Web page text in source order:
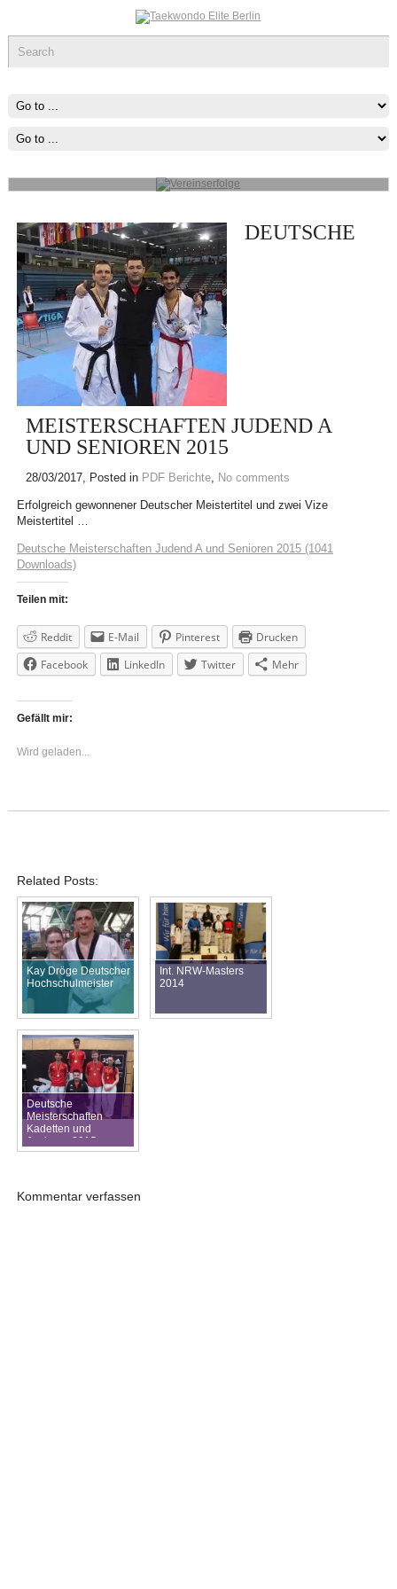
Vereinserfolge
wovon du träumst ,Fang Damit An!
DEUTSCHE
MEISTERSCHAFTEN JUDEND A
UND SENIOREN 2015
28/03/2017, Posted in PDF Berichte, No comments
Erfolgreich gewonnener Deutscher Meistertitel und zwei Vize
Meistertitel …
Deutsche Meisterschaften Judend A und Senioren 2015 (1041
Downloads)
Teilen mit:
Reddit E-Mail Pinterest
Drucken
Facebook
LinkedIn Twitter Mehr
Gefällt mir:
Wird geladen...
Related Posts:
Kay Dröge Deutscher
Hochschulmeister
Int. NRW-Masters
2014
Deutsche
Meisterschaften
Kadetten und
Junioren 2015
Kommentar verfassen